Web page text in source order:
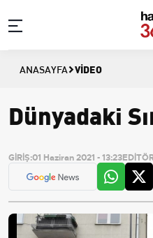
ANASAYFA VIDEO
Dünyadaki
GİRİŞ:01 Haziran 2021 - 13:23